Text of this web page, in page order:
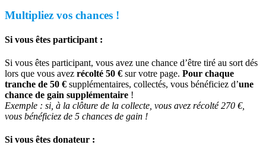
Multipliez vos chances !
Si vous êtes participant :
Si vous êtes participant, vous avez une chance d’être tiré au sort dés
lors que vous avez récolté 50 € sur votre page. Pour chaque
tranche de 50 € supplémentaires, collectés, vous bénéficiez d’une
chance de gain supplémentaire !
Exemple : si, à la clôture de la collecte, vous avez récolté 270 €,
vous bénéficiez de 5 chances de gain !
Si vous êtes donateur :